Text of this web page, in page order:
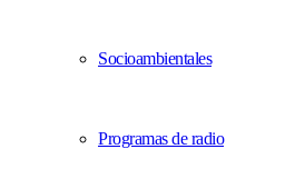
Socioambientales
Programas de radio